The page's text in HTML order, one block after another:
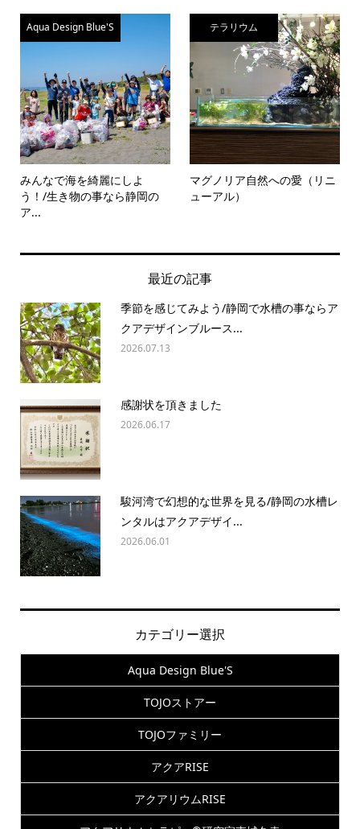
Aqua Design Blue'S
みんなで海を綺麗にしよ
う！/生き物の事なら静岡の
ア...
テラリウム
マグノリア自然への愛（リニ
ューアル）
最近の記事
季節を感じてみよう/静岡で水槽の事ならア
クアデザインブルース...
2026.07.13
感謝状を頂きました
2026.06.17
駿河湾で幻想的な世界を見る/静岡の水槽レ
ンタルはアクアデザイ...
2026.06.01
カテゴリー選択
Aqua Design Blue'S
TOJOストアー
TOJOファミリー
アクアRISE
アクアリウムRISE